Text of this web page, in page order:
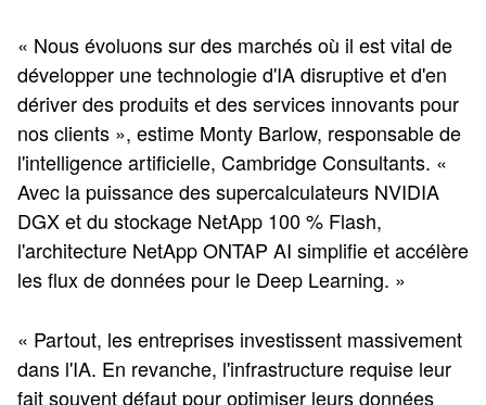
« Nous évoluons sur des marchés où il est vital de
développer une technologie d'IA disruptive et d'en
dériver des produits et des services innovants pour
nos clients », estime Monty Barlow, responsable de
l'intelligence artificielle, Cambridge Consultants. «
Avec la puissance des supercalculateurs NVIDIA
DGX et du stockage NetApp 100 % Flash,
l'architecture NetApp ONTAP AI simplifie et accélère
les flux de données pour le Deep Learning. »
« Partout, les entreprises investissent massivement
dans l'IA. En revanche, l'infrastructure requise leur
fait souvent défaut pour optimiser leurs données